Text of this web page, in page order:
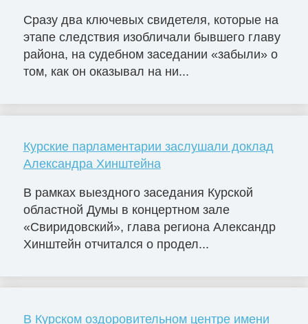
Сразу два ключевых свидетеля, которые на
этапе следствия изобличали бывшего главу
района, на судебном заседании «забыли» о
том, как он оказывал на ни...
Курские парламентарии заслушали доклад
Александра Хинштейна
В рамках выездного заседания Курской
областной Думы в концертном зале
«Свиридовский», глава региона Александр
Хинштейн отчитался о продел...
В Курском оздоровительном центре имени